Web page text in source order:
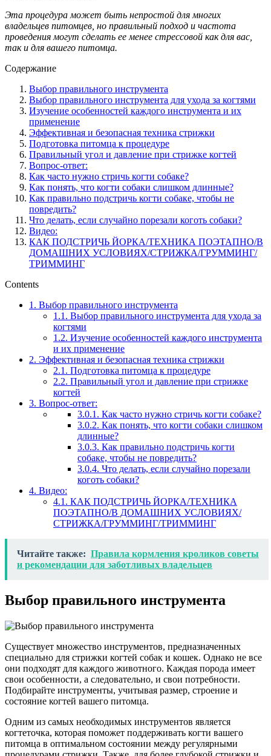
Эта процедура может быть непростой для многих
владельцев питомцев, но правильный подход и частота
проведения могут сделать ее менее стрессовой как для вас,
так и для вашего питомца.
Содержание
Выбор правильного инструмента
Выбор правильного инструмента для ухода за когтями
Изучение особенностей каждого инструмента и их
применение
Эффективная и безопасная техника стрижки
Подготовка питомца к процедуре
Правильный угол и давление при стрижке когтей
Вопрос-ответ:
Как часто нужно стричь когти собаке?
Как понять, что когти собаки слишком длинные?
Как правильно подстричь когти собаке, чтобы не
повредить?
Что делать, если случайно порезали коготь собаки?
Видео:
КАК ПОДСТРИЧЬ ЙОРКА/ТЕХНИКА ПОЭТАПНО/В
ДОМАШНИХ УСЛОВИЯХ/СТРИЖКА/ГРУММИНГ/
ТРИММИНГ
Contents
1. Выбор правильного инструмента
1.1. Выбор правильного инструмента для ухода за
когтями
1.2. Изучение особенностей каждого инструмента
и их применение
2. Эффективная и безопасная техника стрижки
2.1. Подготовка питомца к процедуре
2.2. Правильный угол и давление при стрижке
когтей
3. Вопрос-ответ:
3.0.1. Как часто нужно стричь когти собаке?
3.0.2. Как понять, что когти собаки слишком
длинные?
3.0.3. Как правильно подстричь когти
собаке, чтобы не повредить?
3.0.4. Что делать, если случайно порезали
коготь собаки?
4. Видео:
4.1. КАК ПОДСТРИЧЬ ЙОРКА/ТЕХНИКА
ПОЭТАПНО/В ДОМАШНИХ УСЛОВИЯХ/
СТРИЖКА/ГРУММИНГ/ТРИММИНГ
Читайте также: Правила кормления кроликов советы
и рекомендации для заботливых владельцев
Выбор правильного инструмента
Существует множество инструментов, предназначенных
специально для стрижки когтей собак и кошек. Однако не все
они подходят для каждого животного. Каждая порода имеет
свои особенности, а следовательно, и свои потребности.
Подбирайте инструменты, учитывая размер, строение и
состояние когтей вашего питомца.
Одним из самых необходимых инструментов является
когтеточка, которая поможет поддерживать когти вашего
питомца в оптимальном состоянии между регулярными